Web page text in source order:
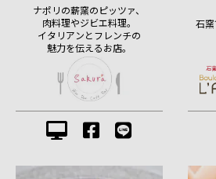
ナポリの薪窯のピッツァ、
肉料理やジビエ料理。
イタリアンとフレンチの
魅力を伝えるお店。
石